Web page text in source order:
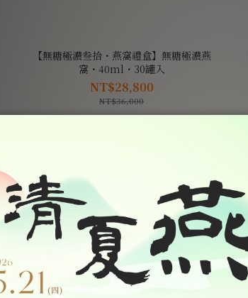
【無糖極濃叁拾・燕窩禮盒】無糖極濃燕
窩・40ml・30罐入
NT$28,800
NT$36,000